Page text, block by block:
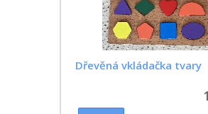
Dřevěná vkládačka tvary